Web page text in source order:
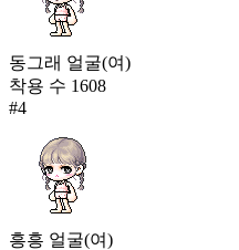
동그래 얼굴(여)
착용 수 1608
#4
흥흥 얼굴(여)